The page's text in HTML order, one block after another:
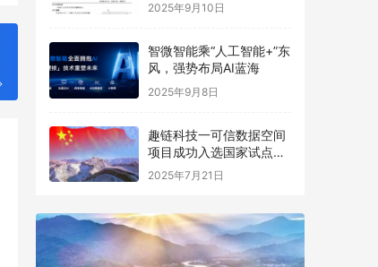
2025年9月10日
智微智能乘“人工智能+”东
风，强势布局AI蓝海
2025年9月8日
趣链科技一可信数据空间
项目成功入选国家试点名
单
2025年7月21日